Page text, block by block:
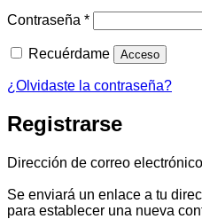
Contraseña *Obligatorio
Recuérdame Acceso
¿Olvidaste la contraseña?
Registrarse
Dirección de correo electrónico
Se enviará un enlace a tu
para establecer una nueva